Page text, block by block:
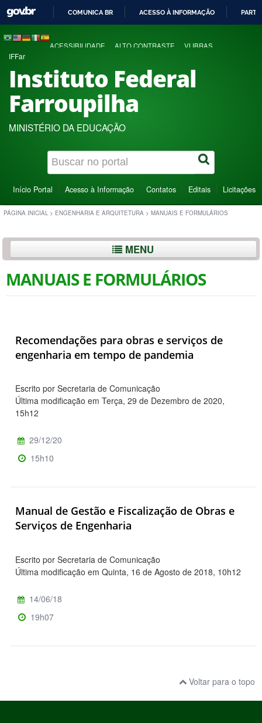
COMUNICA BR ACESSO À INFORMAÇÃO
ACESSIBILIDADE ALTO CONTRASTE VLIBRAS
IFFar
Instituto Federal
Farroupilha
MINISTÉRIO DA EDUCAÇÃO
Início Portal Acesso à Informação Contatos Editais Licitações
PÁGINA INICIAL > ENGENHARIA E ARQUITETURA > MANUAIS E FORMULÁRIOS
MENU
MANUAIS E FORMULÁRIOS
Recomendações para obras e serviços de
engenharia em tempo de pandemia
Escrito por Secretaria de Comunicação
Última modificação em Terça, 29 de Dezembro de 2020,
15h12
29/12/20
15h10
Manual de Gestão e Fiscalização de Obras e
Serviços de Engenharia
Escrito por Secretaria de Comunicação
Última modificação em Quinta, 16 de Agosto de 2018, 10h12
14/06/18
19h07
Voltar para o topo